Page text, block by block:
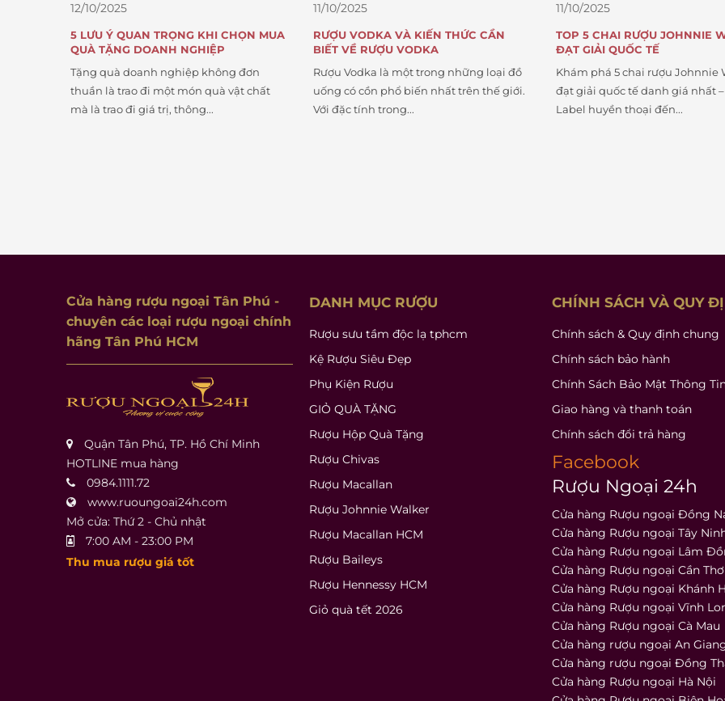
11/10/2025
RƯỢU VODKA VÀ KIẾN THỨC CẦN
BIẾT VỀ RƯỢU VODKA
Rượu Vodka là một trong những loại đồ
uống có cồn phổ biến nhất trên thế giới.
Với đặc tính trong...
11/10/2025
TOP 5 CHAI RƯỢU JOHNNIE WALKER
ĐẠT GIẢI QUỐC TẾ
Khám phá 5 chai rượu Johnnie Walker
đạt giải quốc tế danh giá nhất – từ Blue
Label huyền thoại đến...
11/10/2025
8 LÝ DO TẠI SAO RƯỢU
WALKER NỔI TIẾNG KHẮP
Johnnie Walker là một trong
thương hiệu Scotch whisky nổi
Cửa hàng rượu ngoại Tân Phú -
chuyên các loại rượu ngoại chính
hãng Tân Phú HCM
Quận Tân Phú, TP. Hồ Chí Minh
HOTLINE mua hàng
0984.1111.72
www.ruoungoai24h.com
Mở cửa: Thứ 2 - Chủ nhật
7:00 AM - 23:00 PM
Thu mua rượu giá tốt
DANH MỤC RƯỢU
Rượu sưu tầm độc lạ tphcm
Kệ Rượu Siêu Đẹp
Phụ Kiện Rượu
GIỎ QUÀ TẶNG
Rượu Hộp Quà Tặng
Rượu Chivas
Rượu Macallan
Rượu Johnnie Walker
Rượu Macallan HCM
Rượu Baileys
Rượu Hennessy HCM
Giỏ quà tết 2026
CHÍNH SÁCH VÀ QUY
Chính sách & Quy định chung
Chính sách bảo hành
Chính Sách Bảo Mật Thông
Giao hàng và thanh toán
Chính sách đổi trả hàng
Facebook
Rượu Ngoại 24h
Cửa hàng Rượu ngoại Đồng
Cửa hàng Rượu ngoại Tây
Cửa hàng Rượu ngoại Lâm
Cửa hàng Rượu ngoại Cần Thơ
Cửa hàng Rượu ngoại Khánh
Cửa hàng Rượu ngoại Vĩnh
Cửa hàng Rượu ngoại Cà Mau
Cửa hàng rượu ngoại An
Cửa hàng rượu ngoại Đồng
Cửa hàng Rượu ngoại Hà Nội